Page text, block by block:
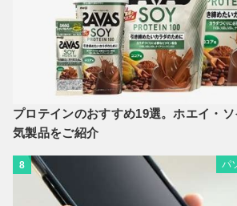
プロテインのおすすめ19選。ホエイ・
気製品をご紹介
8 パ